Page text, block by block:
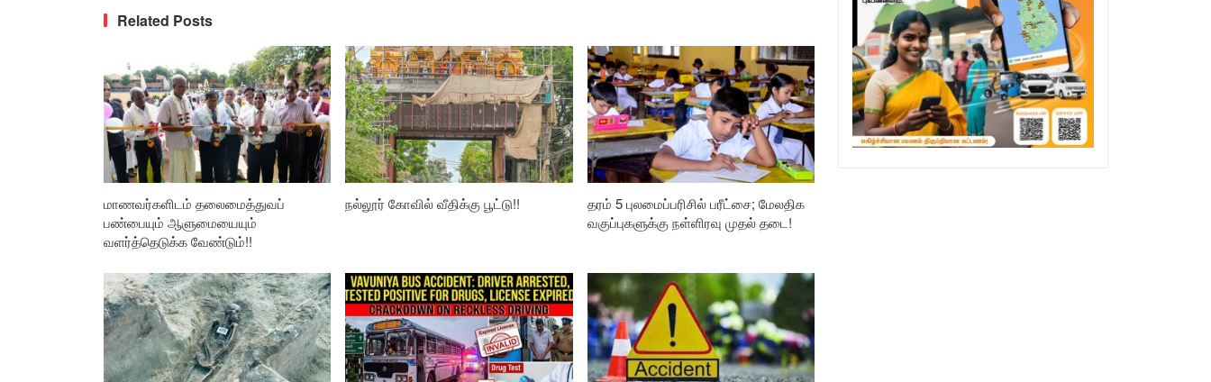
Related Posts
மாணவர்களிடம் தலைமைத்துவப்
பண்பையும் ஆளுமையையும்
வளர்த்தெடுக்க வேண்டும்!!
நல்லூர் கோவில் வீதிக்கு பூட்டு!!
தரம் 5 புலமைப்பரிசில் பரீட்சை; மேலதிக
வகுப்புகளுக்கு நள்ளிரவு முதல் தடை!